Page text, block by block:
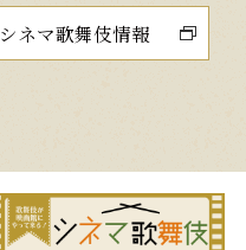
シネマ歌舞伎情報